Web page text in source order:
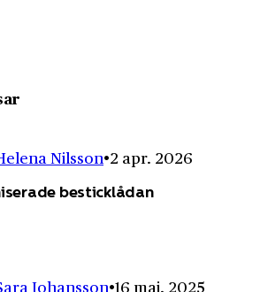
Nilsson 2 apr. 2026
besticklådan
Johansson 16 maj. 2025